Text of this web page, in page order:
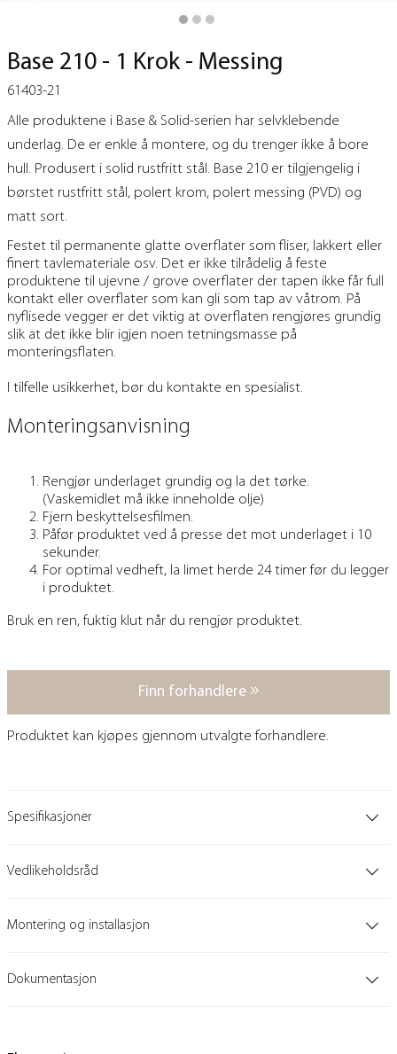
Base 210 - 1 Krok - Messing
61403-21
Alle produktene i Base & Solid-serien har selvklebende
underlag. De er enkle å montere, og du trenger ikke å bore
hull. Produsert i solid rustfritt stål. Base 210 er tilgjengelig i
børstet rustfritt stål, polert krom, polert messing (PVD) og
matt sort.
Festet til permanente glatte overflater som fliser, lakkert eller
finert tavlemateriale osv. Det er ikke tilrådelig å feste
produktene til ujevne / grove overflater der tapen ikke får full
kontakt eller overflater som kan gli som tap av våtrom. På
nyflisede vegger er det viktig at overflaten rengjøres grundig
slik at det ikke blir igjen noen tetningsmasse på
monteringsflaten.
I tilfelle usikkerhet, bør du kontakte en spesialist.
Monteringsanvisning
Rengjør underlaget grundig og la det tørke.
(Vaskemidlet må ikke inneholde olje)
Fjern beskyttelsesfilmen.
Påfør produktet ved å presse det mot underlaget i 10
sekunder.
For optimal vedheft, la limet herde 24 timer før du legger
i produktet.
Bruk en ren, fuktig klut når du rengjør produktet.
Finn forhandlere
Produktet kan kjøpes gjennom utvalgte forhandlere.
Spesifikasjoner
Vedlikeholdsråd
Montering og installasjon
Dokumentasjon